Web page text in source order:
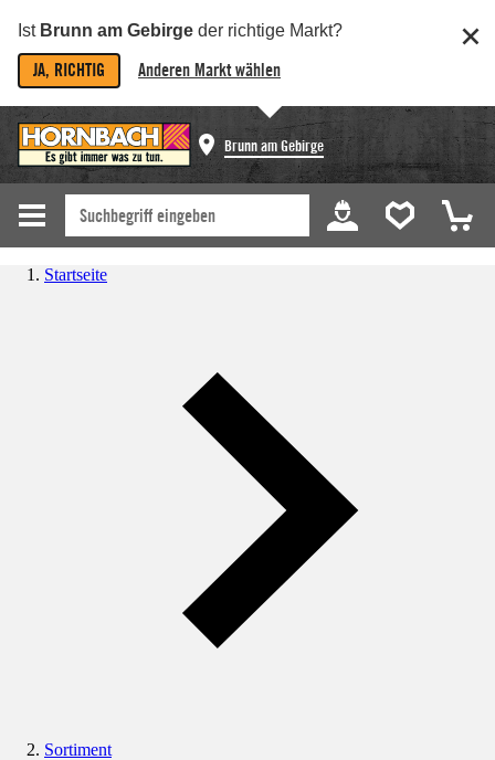
Ist Brunn am Gebirge der richtige Markt?
JA, RICHTIG Anderen Markt wählen
Brunn am Gebirge
Startseite
Sortiment